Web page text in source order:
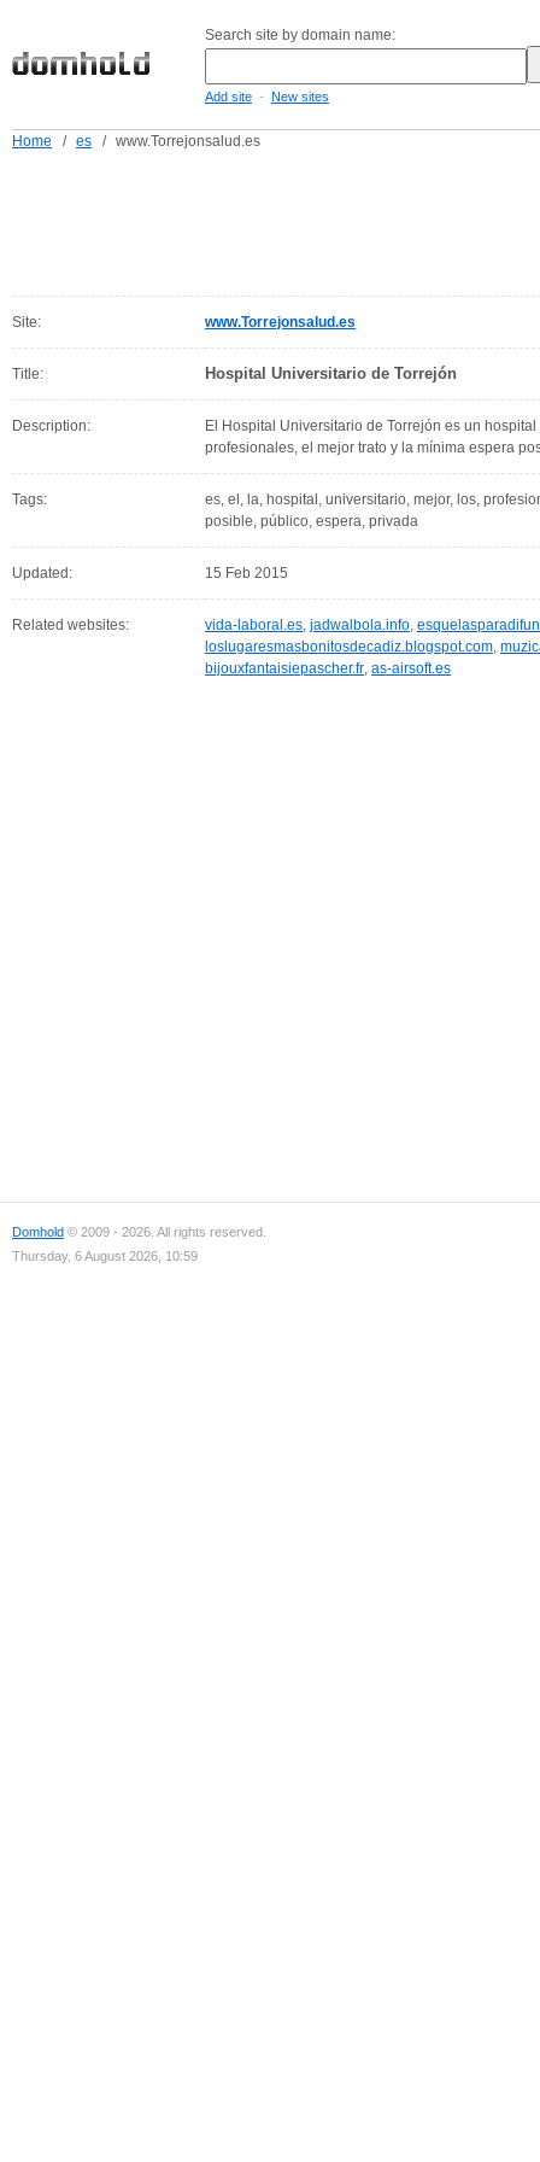
Search site by domain name:
Add site - New sites
Home / es / www.Torrejonsalud.es
Site: www.Torrejonsalud.es
Title: Hospital Universitario de Torrejón
Description:
El Hospital Universitario de Torrejón es un
profesionales, el mejor trato y la mínima espera
Tags:
es, el, la, hospital, universitario, mejor, los,
posible, público, espera, privada
Updated: 15 Feb 2015
Related websites: vida-laboral.es, jadwalbola.info,
loslugaresmasbonitosdecadiz.blogspot.com,
bijouxfantaisiepascher.fr, as-airsoft.es
Domhold © 2009 - 2026. All rights reserved.
Thursday, 6 August 2026, 10:59